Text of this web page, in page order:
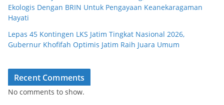
Ekologis Dengan BRIN Untuk Pengayaan Keanekaragaman
Hayati
Lepas 45 Kontingen LKS Jatim Tingkat Nasional 2026,
Gubernur Khofifah Optimis Jatim Raih Juara Umum
Recent Comments
No comments to show.